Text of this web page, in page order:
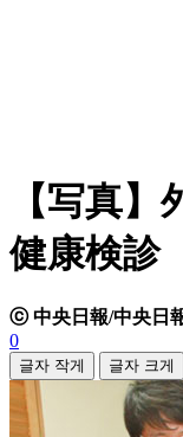
【写真
健康検診
ⓒ 中央日報/中央日
0
글자 작게 글자 크게